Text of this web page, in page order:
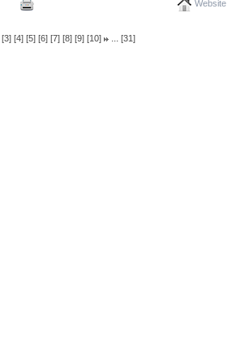
Website
[3] [4] [5] [6] [7] [8] [9] [10] ... [31]